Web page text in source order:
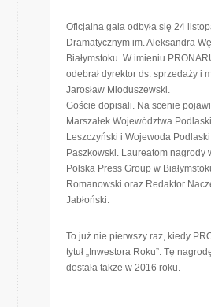
Oficjalna gala odbyła się 24
Dramatycznym im. Aleksandra
Białymstoku. W imieniu
odebrał dyrektor ds. sprzedaży i
Jarosław Mioduszewski.
Goście dopisali. Na scenie
Marszałek Województwa
Leszczyński i Wojewoda
Paszkowski. Laureatom nagrody
Polska Press Group w
Romanowski oraz Redaktor
Jabłoński.
To już nie pierwszy raz, kiedy
tytuł „Inwestora Roku”. Tę
dostała także w 2016 roku.